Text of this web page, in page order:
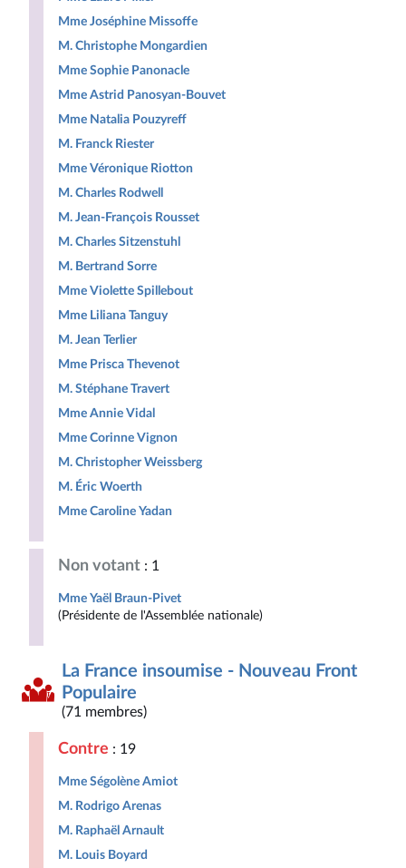
Mme Joséphine Missoffe
M. Christophe Mongardien
Mme Sophie Panonacle
Mme Astrid Panosyan-Bouvet
Mme Natalia Pouzyreff
M. Franck Riester
Mme Véronique Riotton
M. Charles Rodwell
M. Jean-François Rousset
M. Charles Sitzenstuhl
M. Bertrand Sorre
Mme Violette Spillebout
Mme Liliana Tanguy
M. Jean Terlier
Mme Prisca Thevenot
M. Stéphane Travert
Mme Annie Vidal
Mme Corinne Vignon
M. Christopher Weissberg
M. Éric Woerth
Mme Caroline Yadan
Non votant : 1
Mme Yaël Braun-Pivet
(Présidente de l'Assemblée nationale)
La France insoumise - Nouveau Front
Populaire
(71 membres)
Contre : 19
Mme Ségolène Amiot
M. Rodrigo Arenas
M. Raphaël Arnault
M. Louis Boyard